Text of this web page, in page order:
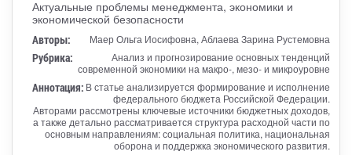
Актуальные проблемы менеджмента, экономики и
экономической безопасности
Авторы: Маер Ольга Иосифовна, Аблаева Зарина Рустемовна
Рубрика:
Анализ и прогнозирование основных тенденций
современной экономики на макро-, мезо- и микроуровне
Аннотация: В статье анализируется формирование и исполнение
федерального бюджета Российской Федерации.
Авторами рассмотрены ключевые источники бюджетных доходов,
а также детально рассматривается структура расходной части по
основным направлениям: социальная политика, национальная
оборона и поддержка экономического развития.